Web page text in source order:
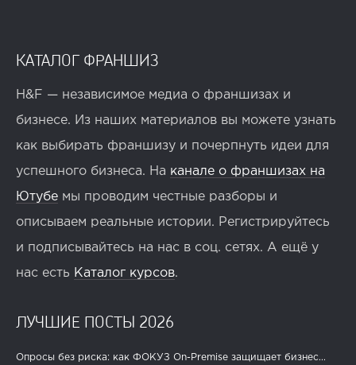
КАТАЛОГ ФРАНШИЗ
H&F — независимое медиа о франшизах и
бизнесе. Из наших материалов вы можете узнать
как выбирать франшизу и почерпнуть идеи для
успешного бизнеса. На канале о франшизах на
Ютубе мы проводим честные разборы и
описываем реальные истории. Регистрируйтесь
и подписывайтесь на нас в соц. сетях. А ещё у
нас есть Каталог курсов.
ЛУЧШИЕ ПОСТЫ 2026
Опросы без риска: как ФОКУЗ On-Premise защищает бизнес...